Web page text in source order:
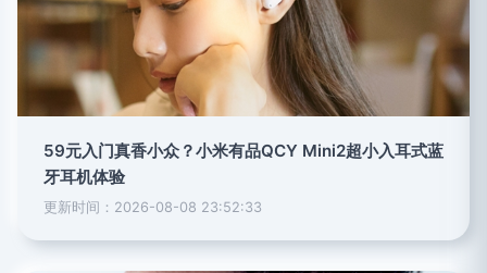
59元入门真香小众？小米有品QCY Mini2超小入耳式蓝
牙耳机体验
更新时间：2026-08-08 23:52:33